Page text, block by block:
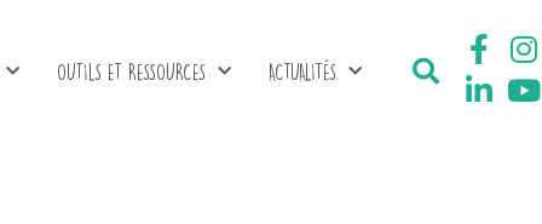
OUTILS ET RESSOURCES ACTUALITÉS